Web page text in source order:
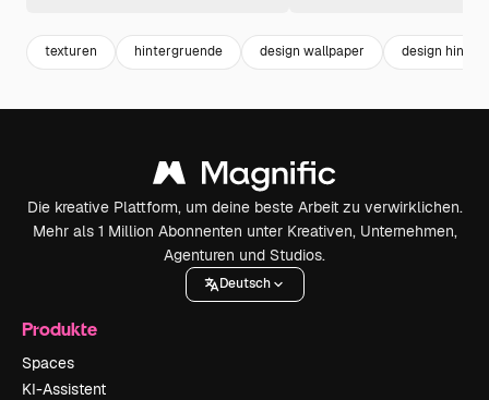
texturen hintergruende design wallpaper design
Die kreative Plattform, um deine beste Arbeit zu verwirklichen.
Mehr als 1 Million Abonnenten unter Kreativen, Unternehmen,
Agenturen und Studios.
Deutsch
Produkte
Spaces
KI-Assistent